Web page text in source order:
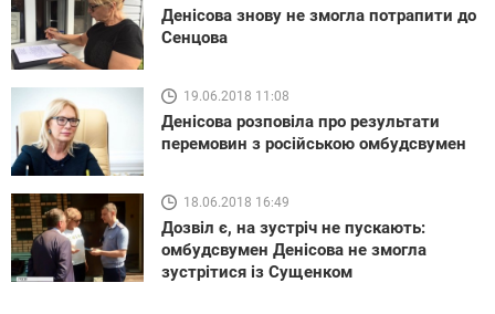
Денісова знову не змогла потрапити до
Сенцова
19.06.2018 11:08
Денісова розповіла про результати
перемовин з російською омбудсвумен
18.06.2018 16:49
Дозвіл є, на зустріч не пускають:
омбудсвумен Денісова не змогла
зустрітися із Сущенком